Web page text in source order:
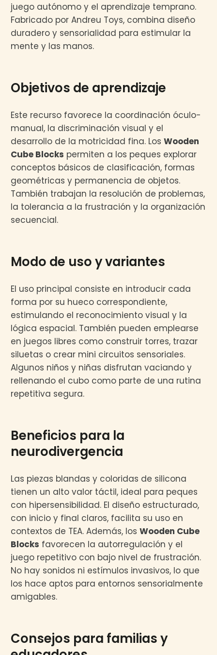
juego autónomo y el aprendizaje temprano.
Fabricado por Andreu Toys, combina diseño
duradero y sensorialidad para estimular la
mente y las manos.
Objetivos de aprendizaje
Este recurso favorece la coordinación óculo-
manual, la discriminación visual y el
desarrollo de la motricidad fina. LosWooden
Cube Blocks permiten a los peques explorar
conceptos básicos de clasificación, formas
geométricas y permanencia de objetos.
También trabajan la resolución de problemas,
la tolerancia a la frustración y la organización
secuencial.
Modo de uso y variantes
El uso principal consiste en introducir cada
forma por su hueco correspondiente,
estimulando el reconocimiento visual y la
lógica espacial. También pueden emplearse
en juegos libres como construir torres, trazar
siluetas o crear mini circuitos sensoriales.
Algunos niños y niñas disfrutan vaciando y
rellenando el cubo como parte de una rutina
repetitiva segura.
Beneficios para la
neurodivergencia
Las piezas blandas y coloridas de silicona
tienen un alto valor táctil, ideal para peques
con hipersensibilidad. El diseño estructurado,
con inicio y final claros, facilita su uso en
contextos de TEA. Además, losWooden Cube
Blocks favorecen la autorregulación y el
juego repetitivo con bajo nivel de frustración.
No hay sonidos ni estímulos invasivos, lo que
los hace aptos para entornos sensorialmente
amigables.
Consejos para familias y